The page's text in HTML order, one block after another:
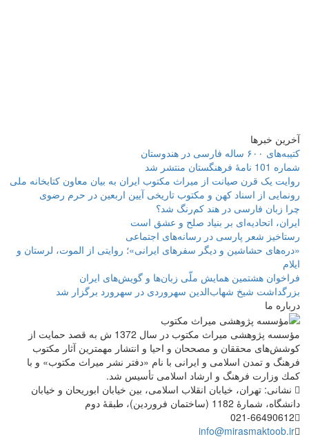
آخرین خبرها
کتیبه‌های ۶۰۰ ساله فارسی در هندوستان
شماره 101 نامۀ فرهنگستان منتشر شد
روایت یک قرن صیانت از میراث مکتوب ایران به بیان معاون کتابخانه ملی
رونمایی از اسناد کهن و مکتوب تاریخی آیین اربعین در حرم رضوی
چرا زبان فارسی در هند کم‌رنگ شد؟
ایران، اتحادیه‌ای بر بنیاد صلح و عشق است
رستاخیز شعر پارسی در رسانه‌های اجتماعی
«دره‌های حشاشین و دیگر سفرهای ایرانی»؛ روایتی از الموت، لرستان و
ایلام
فراخوان هشتمین همایش ملّی زبان‌ها و گویش‌های ایران
بزرگداشت شیخ شهاب‌الدین سهروردی در سهرورد برگزار شد
درباره ما
مؤسسه پژوهشی میراث مكتوب در سال 1372 ش به قصد حمایت از
كوشش‌های محققان و مصححان و احیا و انتشار مهمترین آثار مكتوب
فرهنگ و تمدن اسلامی و ایرانی با نام «دفتر نشر میراث مكتوب» و با
كمك وزارت فرهنگ و ارشاد اسلامی تأسیس شد.
نشانی: تهران، خیابان انقلاب اسلامی، بین خیابان ابوریحان و خیابان
دانشگاه، شمارۀ 1182 (ساختمان فروردین)، طبقۀ دوم
021-66490612
info@mirasmaktoob.ir